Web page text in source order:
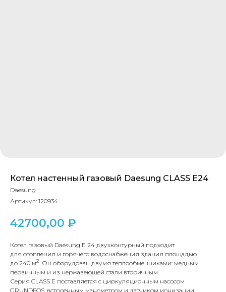
Котел настенный газовый Daesung CLASS E24
Daesung
Артикул: 120934
42700,00 ₽
Котел газовый Daesung E 24 двухконтурный подходит
для отопления и горячего водоснабжения здания площадью
до 240 м2 . Он оборудован двумя теплообменниками: медным
первичным и из нержавеющей стали вторичным.
Серия CLASS E поставляется с циркуляционным насосом
GRUNDFOS, встроенным манометром и датчиком ионизации
Адрес
Г.Москва Волоколамское шоссе,
КОНТАКТЫ